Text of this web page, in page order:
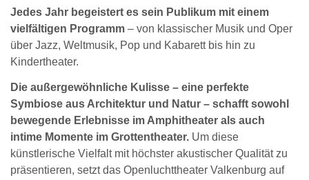
Jedes Jahr begeistert es sein Publikum mit einem
vielfältigen Programm – von klassischer Musik und Oper
über Jazz, Weltmusik, Pop und Kabarett bis hin zu
Kindertheater.
Die außergewöhnliche Kulisse – eine perfekte
Symbiose aus Architektur und Natur – schafft sowohl
bewegende Erlebnisse im Amphitheater als auch
intime Momente im Grottentheater. Um diese
künstlerische Vielfalt mit höchster akustischer Qualität zu
präsentieren, setzt das Openluchttheater Valkenburg auf